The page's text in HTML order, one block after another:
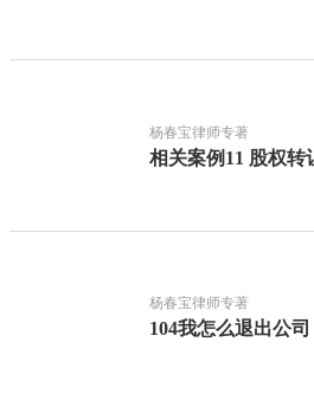
杨春宝律师专著
相关案例11 股权转
杨春宝律师专著
104我怎么退出公司